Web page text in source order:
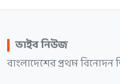
ভাইব নিউজ
বাংলাদেশের প্রথম বিনোদন